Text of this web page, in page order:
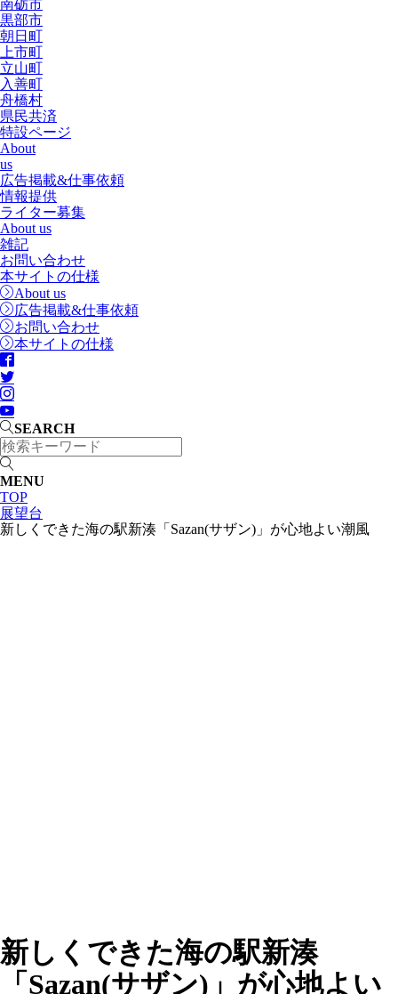
南砺市
黒部市
朝日町
上市町
立山町
入善町
舟橋村
県民共済
特設ページ
About
us
広告掲載&仕事依頼
情報提供
ライター募集
About us
雑記
お問い合わせ
本サイトの仕様
About us
広告掲載&仕事依頼
お問い合わせ
本サイトの仕様
SEARCH
MENU
TOP
展望台
新しくできた海の駅新湊「Sazan(サザン)」が心地よい潮風
新しくできた海の駅新湊
「Sazan(サザン)」が心地よい